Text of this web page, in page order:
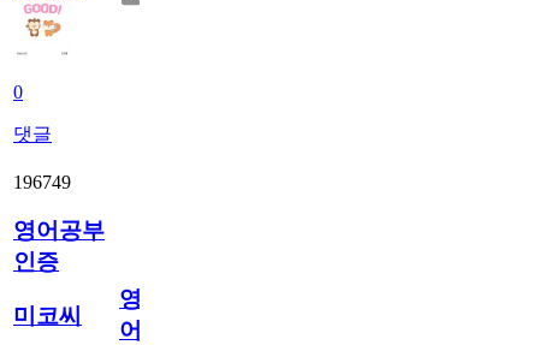
0
댓글
196749
영어공부
인증
미코씨
영
어